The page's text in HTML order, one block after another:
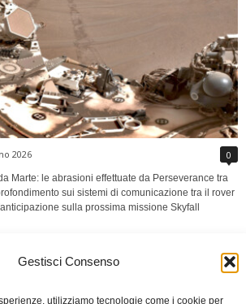
Gestisci Consenso
utilizziamo tecnologie come i cookie per
2026 0
Marte: le abrasioni effettuate da Perseverance tra
sui sistemi di comunicazione tra il rover
sulla prossima missione Skyfall